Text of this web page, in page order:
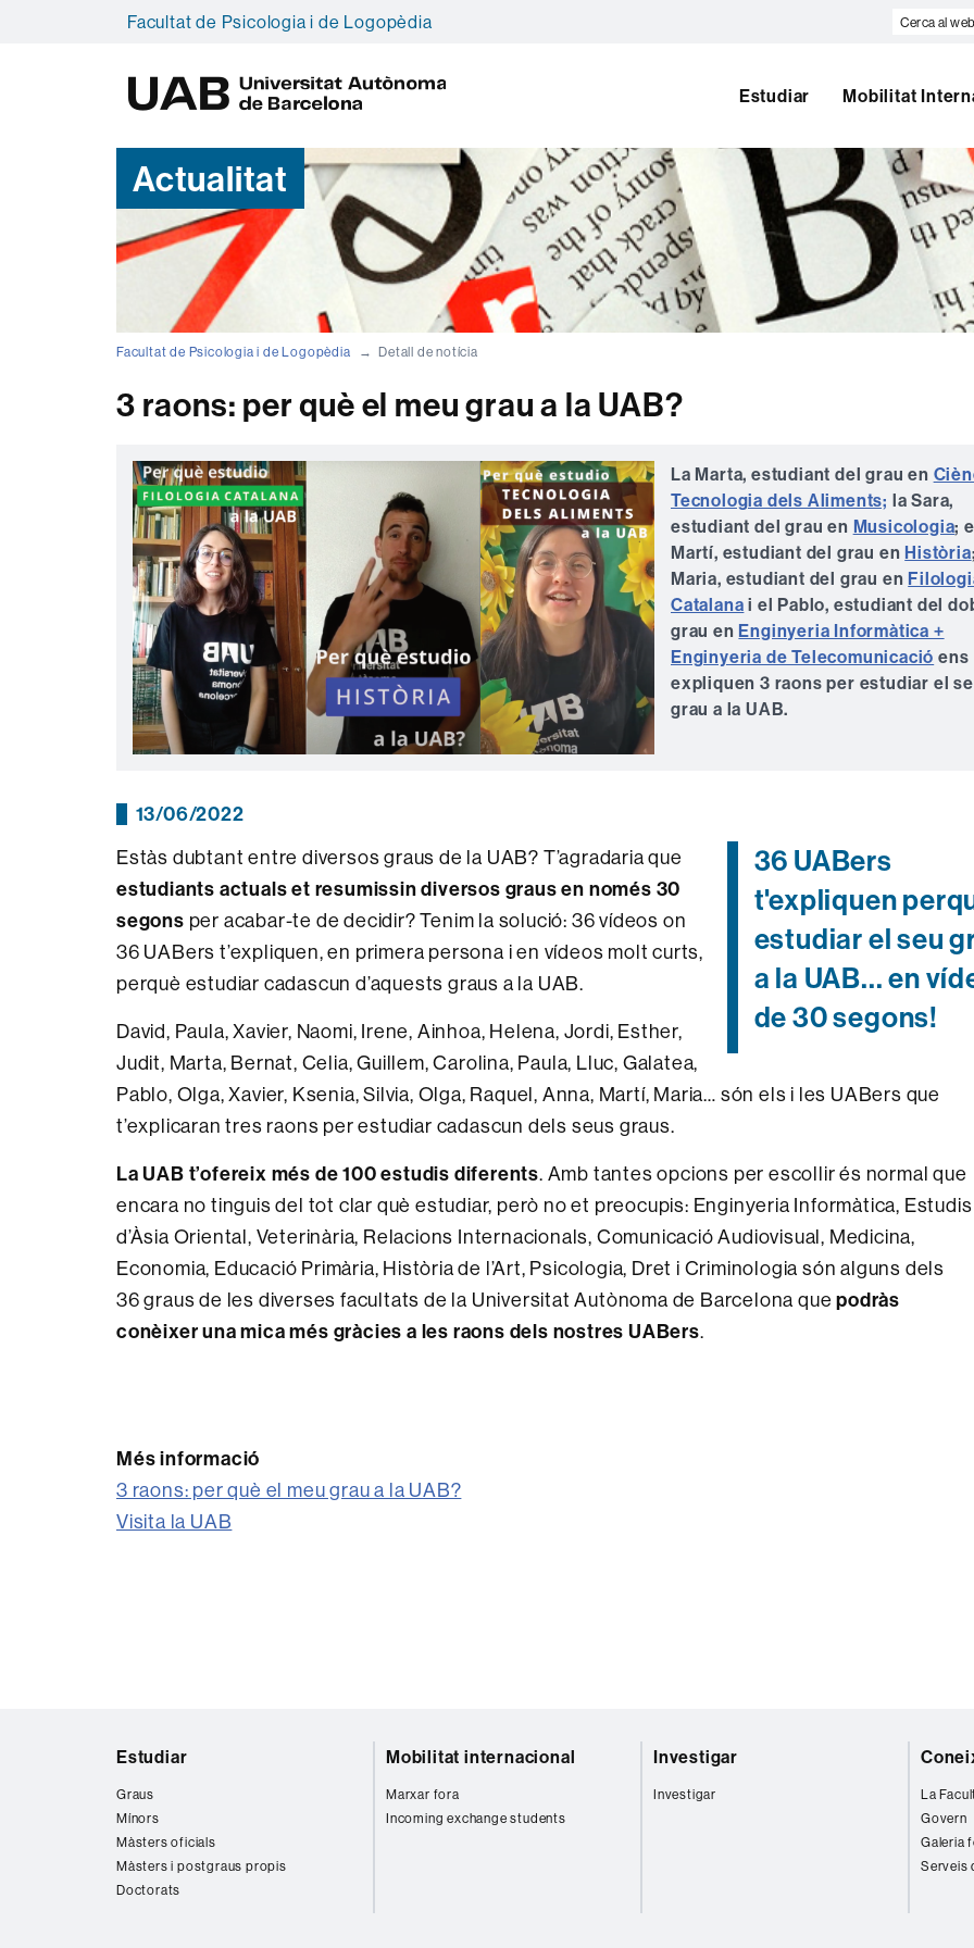
Facultat de Psicologia i de Logopèdia
Cerca
A
Estudiar Mobilitat
Actualitat
Facultat de Psicologia i de Logopèdia Detall de notícia
3 raons: per què el meu grau a la UAB?
La Marta, estudiant del grau en
Tecnologia dels Aliments; la Sara,
estudiant del grau en Musicologia;
Martí, estudiant del grau en Història
Maria, estudiant del grau en
Catalana i el Pablo, estudiant del
grau en Enginyeria Informàtica +
Enginyeria de Telecomunicació ens
expliquen 3 raons per estudiar el
grau a la UAB.
13/06/2022
36 UABers
t'expliquen
estudiar el seu
a la UAB... en
de 30 segons!
Estàs dubtant entre diversos graus de la UAB? T’agradaria que
estudiants actuals et resumissin diversos graus en només 30
segons per acabar-te de decidir? Tenim la solució: 36 vídeos on
36 UABers t’expliquen, en primera persona i en vídeos molt curts,
perquè estudiar cadascun d’aquests graus a la UAB.
David, Paula, Xavier, Naomi, Irene, Ainhoa, Helena, Jordi, Esther,
Judit, Marta, Bernat, Celia, Guillem, Carolina, Paula, Lluc, Galatea,
Pablo, Olga, Xavier, Ksenia, Silvia, Olga, Raquel, Anna, Martí, Maria… són els i les UABers que
t’explicaran tres raons per estudiar cadascun dels seus graus.
La UAB t’ofereix més de 100 estudis diferents. Amb tantes opcions per escollir és normal que
encara no tinguis del tot clar què estudiar, però no et preocupis: Enginyeria Informàtica, Estudis
d’Àsia Oriental, Veterinària, Relacions Internacionals, Comunicació Audiovisual, Medicina,
Economia, Educació Primària, Història de l’Art, Psicologia, Dret i Criminologia són alguns dels
36 graus de les diverses facultats de la Universitat Autònoma de Barcelona quepodràs
conèixer una mica més gràcies a les raons dels nostres UABers.
Més informació
3 raons: per què el meu grau a la UAB?
Visita la UAB
Estudiar
Graus
Mínors
Màsters oficials
Màsters i postgraus propis
Doctorats
Mobilitat internacional
Marxar fora
Incoming exchange students
Investigar
Investigar
La
Govern
Galeria
Serveis